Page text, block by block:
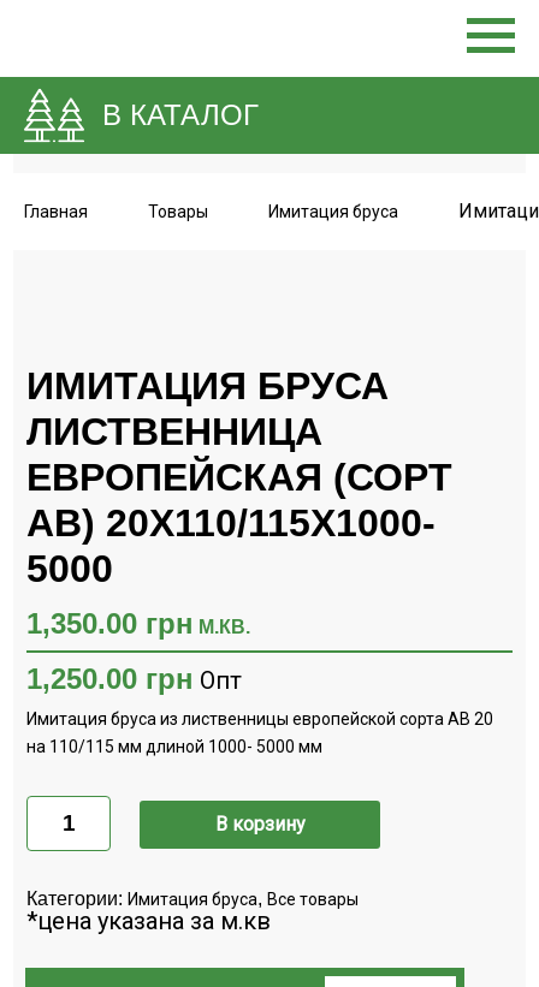
В КАТАЛОГ
Главная Товары Имитация бруса
ИМИТАЦИЯ БРУСА
ЛИСТВЕННИЦА
ЕВРОПЕЙСКАЯ (СОРТ
АВ) 20Х110/115Х1000-
5000
1,350.00 грн М.КВ.
1,250.00 грн Опт
Имитация бруса из лиственницы европейской сорта АВ 20
на 110/115 мм длиной 1000- 5000 мм
Количество
Имитация
бруса
лиственница
(сорт
АВ)
20х110/115х1000-
В корзину
Категории:Имитация бруса,Все товары
*цена указана за м.кв